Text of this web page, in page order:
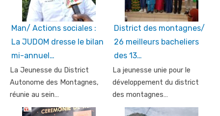
Man/ Actions sociales :
La JUDOM dresse le bilan
mi-annuel…
La Jeunesse du District
Autonome des Montagnes,
réunie au sein…
District des montagnes/
26 meilleurs bacheliers
des 13…
La jeunesse unie pour le
développement du district
des montagnes…